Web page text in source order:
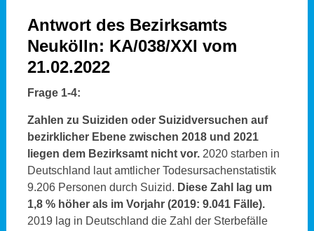
Antwort des Bezirksamts
Neukölln: KA/038/XXI vom
21.02.2022
Frage 1-4:
Zahlen zu Suiziden oder Suizidversuchen auf
bezirklicher Ebene zwischen 2018 und 2021
liegen dem Bezirksamt nicht vor.2020 starben in
Deutschland laut amtlicher Todesursachenstatistik
9.206 Personen durch Suizid. Diese Zahl lag um
1,8 % höher als im Vorjahr (2019: 9.041 Fälle).
2019 lag in Deutschland die Zahl der Sterbefälle